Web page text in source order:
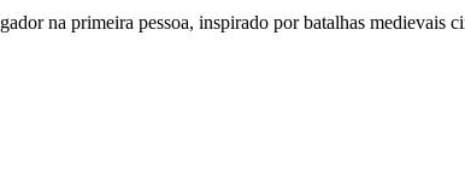
na primeira pessoa, inspirado por batalhas medievais